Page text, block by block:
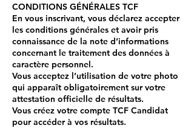
CONDITIONS GÉNÉRALES TCF
En vous inscrivant, vous déclarez accepter
les conditions générales et avoir pris
connaissance de la note d’informations
concernant le traitement des données à
caractère personnel.
​Vous acceptez l’utilisation de votre photo
qui apparaît obligatoirement sur votre
attestation officielle de résultats.
Vous créez votre compte TCF Candidat
pour accéder à vos résultats.